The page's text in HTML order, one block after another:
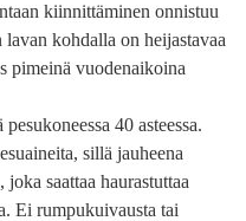
kiinnittäminen onnistuu
kohdalla on heijastavaa
pimeinä vuodenaikoina
40 asteessa.
sillä jauheena
saattaa haurastuttaa
Ei rumpukuivausta tai